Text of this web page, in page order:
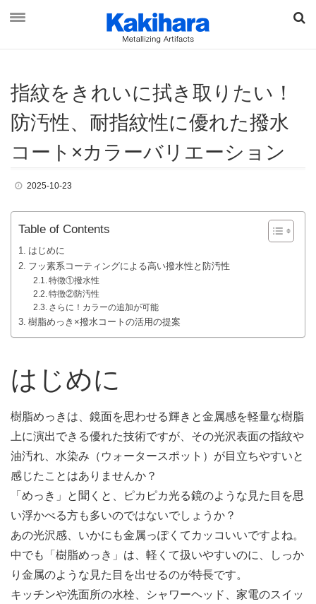
資料ダウンロード お問い合わせ
最新情報
事業概要
ブランド & ビジョン
CSR方針
採用情報
沿革
企業概要
製品情報
自動車樹脂めっき部品
自動車成形部品
各分野の機能性樹脂めっき部品
金属めっき部品
指紋を き れいに拭き 取 り たい ！
防汚性、 耐指紋性に優れた撥水
コ ー ト ×カ ラ ーバリ エーシ ョ ン
2025-10-23
Table of Contents
はじめに
フッ素系コーティングによる高い撥水性と防汚性
特徴①撥水性
特徴②防汚性
さらに！カラーの追加が可能
樹脂めっき×撥水コートの活用の提案
はじめに
樹脂めっきは、鏡面を思わせる輝きと金属感を軽量な樹脂
上に演出できる優れた技術ですが、その光沢表面の指紋や
油汚れ、水染み（ウォータースポット）が目立ちやすいと
感じたことはありませんか？
「めっき」と聞くと、ピカピカ光る鏡のような見た目を思
い浮かべる方も多いのではないでしょうか？
あの光沢感、いかにも金属っぽくてカッコいいですよね。
中でも「樹脂めっき」は、軽くて扱いやすいのに、しっか
り金属のような見た目を出せるのが特長です。
キッチンや洗面所の水栓、シャワーヘッド、家電のスイッ